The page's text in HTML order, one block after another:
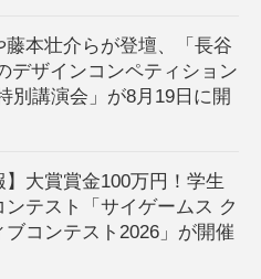
藤本壮介らが登壇、「長谷
デザインコンペティション
別講演会」が8月19日に開
】大賞賞金100万円！学生
ンテスト「サイゲームス ク
ブコンテスト2026」が開催